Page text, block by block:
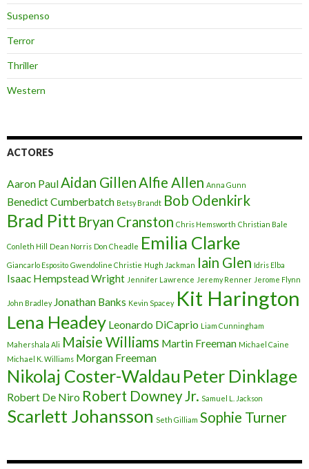
Suspenso
Terror
Thriller
Western
ACTORES
Aaron Paul Aidan Gillen Alfie Allen Anna Gunn
Benedict Cumberbatch Betsy Brandt Bob Odenkirk
Brad Pitt Bryan Cranston Chris Hemsworth Christian Bale
Conleth Hill Dean Norris Don Cheadle Emilia Clarke
Giancarlo Esposito Gwendoline Christie Hugh Jackman Iain Glen Idris Elba
Isaac Hempstead Wright Jennifer Lawrence Jeremy Renner Jerome Flynn
John Bradley Jonathan Banks Kevin Spacey Kit Harington
Lena Headey Leonardo DiCaprio Liam Cunningham
Mahershala Ali Maisie Williams Martin Freeman Michael Caine
Michael K. Williams Morgan Freeman
Nikolaj Coster-Waldau Peter Dinklage
Robert De Niro Robert Downey Jr. Samuel L. Jackson
Scarlett Johansson Seth Gilliam Sophie Turner